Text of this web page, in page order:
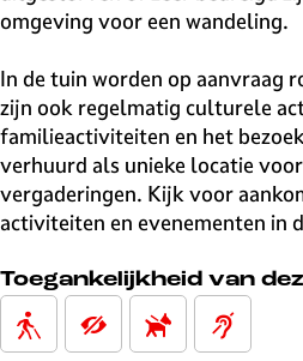
omgeving voor een wandeling.
In de tuin worden op aanvraag
zijn ook regelmatig culturele
familieactiviteiten en het
verhuurd als unieke locatie
vergaderingen. Kijk voor
activiteiten en evenementen in
Toegankelijkheid van